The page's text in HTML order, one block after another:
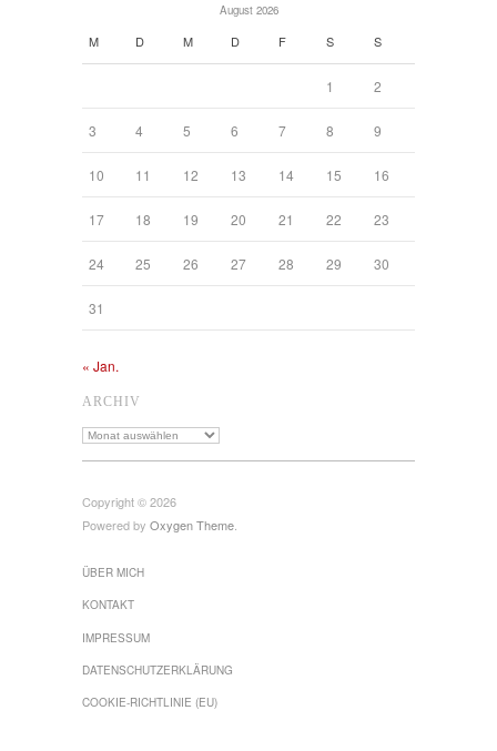
August 2026
M D M D F S S
1 2
3 4 5 6 7 8 9
10 11 12 13 14 15 16
17 18 19 20 21 22 23
24 25 26 27 28 29 30
31
« Jan.
ARCHIV
Archiv
Copyright © 2026
Powered by Oxygen Theme
ÜBER MICH
KONTAKT
IMPRESSUM
DATENSCHUTZ­ERKLÄRUNG
COOKIE-RICHTLINIE (EU)